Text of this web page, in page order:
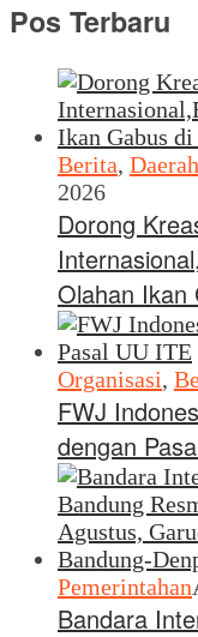
Pos Terbaru
Berita, Daerah
2026
Dorong
Olahan Ikan
Organisasi,
FWJ
dengan
Pemerintahan
Bandara